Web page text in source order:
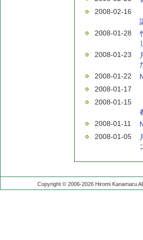
2008-02-16
2008-01-28
2008-01-23
2008-01-22
2008-01-17
2008-01-15
2008-01-11
2008-01-05
Copyright © 2006-2026 Hiromi Kanamaru